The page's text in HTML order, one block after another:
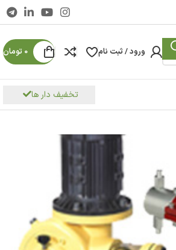
ورود / ثبت نام 0 تومان
تخفیف دار ها